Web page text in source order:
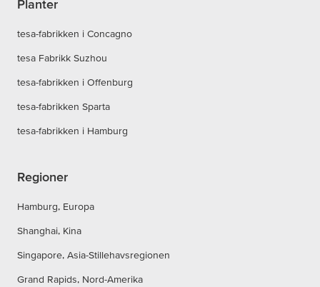
Planter
tesa-fabrikken i Concagno
tesa Fabrikk Suzhou
tesa-fabrikken i Offenburg
tesa-fabrikken Sparta
tesa-fabrikken i Hamburg
Regioner
Hamburg, Europa
Shanghai, Kina
Singapore, Asia-Stillehavsregionen
Grand Rapids, Nord-Amerika